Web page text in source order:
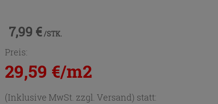
7,99 € /STK.
Preis:
29,59 €/m2
(Inklusive MwSt. zzgl. Versand) statt: